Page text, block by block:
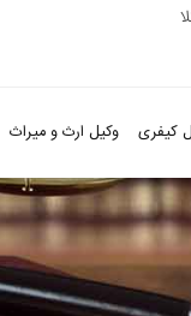
کیفری وکیل ارث و میراث